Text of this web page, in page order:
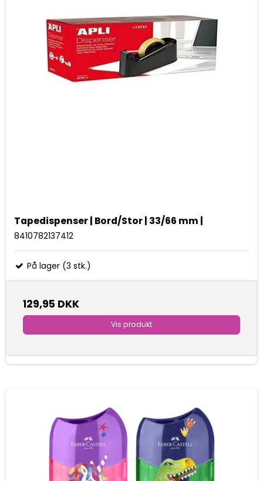
Tapedispenser | Bord/Stor | 33/66 mm |
8410782137412
På lager (3 stk.)
129,95 DKK
Vis produkt